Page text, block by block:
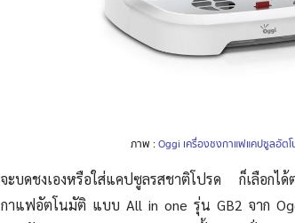
ภาพ :Oggi เครื่องชงกาแฟแคปซูลอัต
จะบดชงเองหรือใส่แคปซูลรสชาติโปรด ก็เลือกไ
กาแฟอัตโนมัติ แบบ All in one รุ่น GB2 จาก